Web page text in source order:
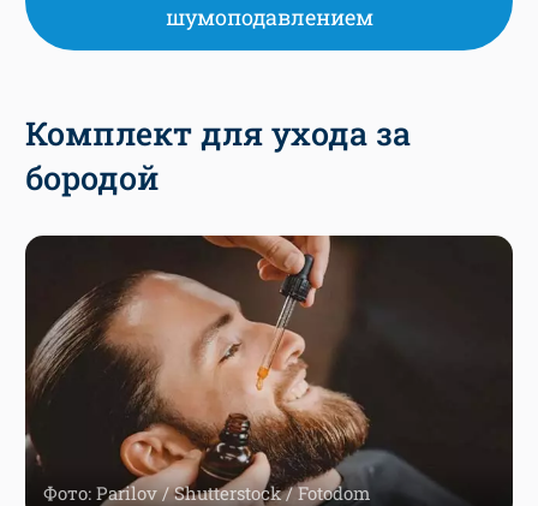
шумоподавлением
Комплект для ухода за
бородой
Фото: Parilov / Shutterstock / Fotodom